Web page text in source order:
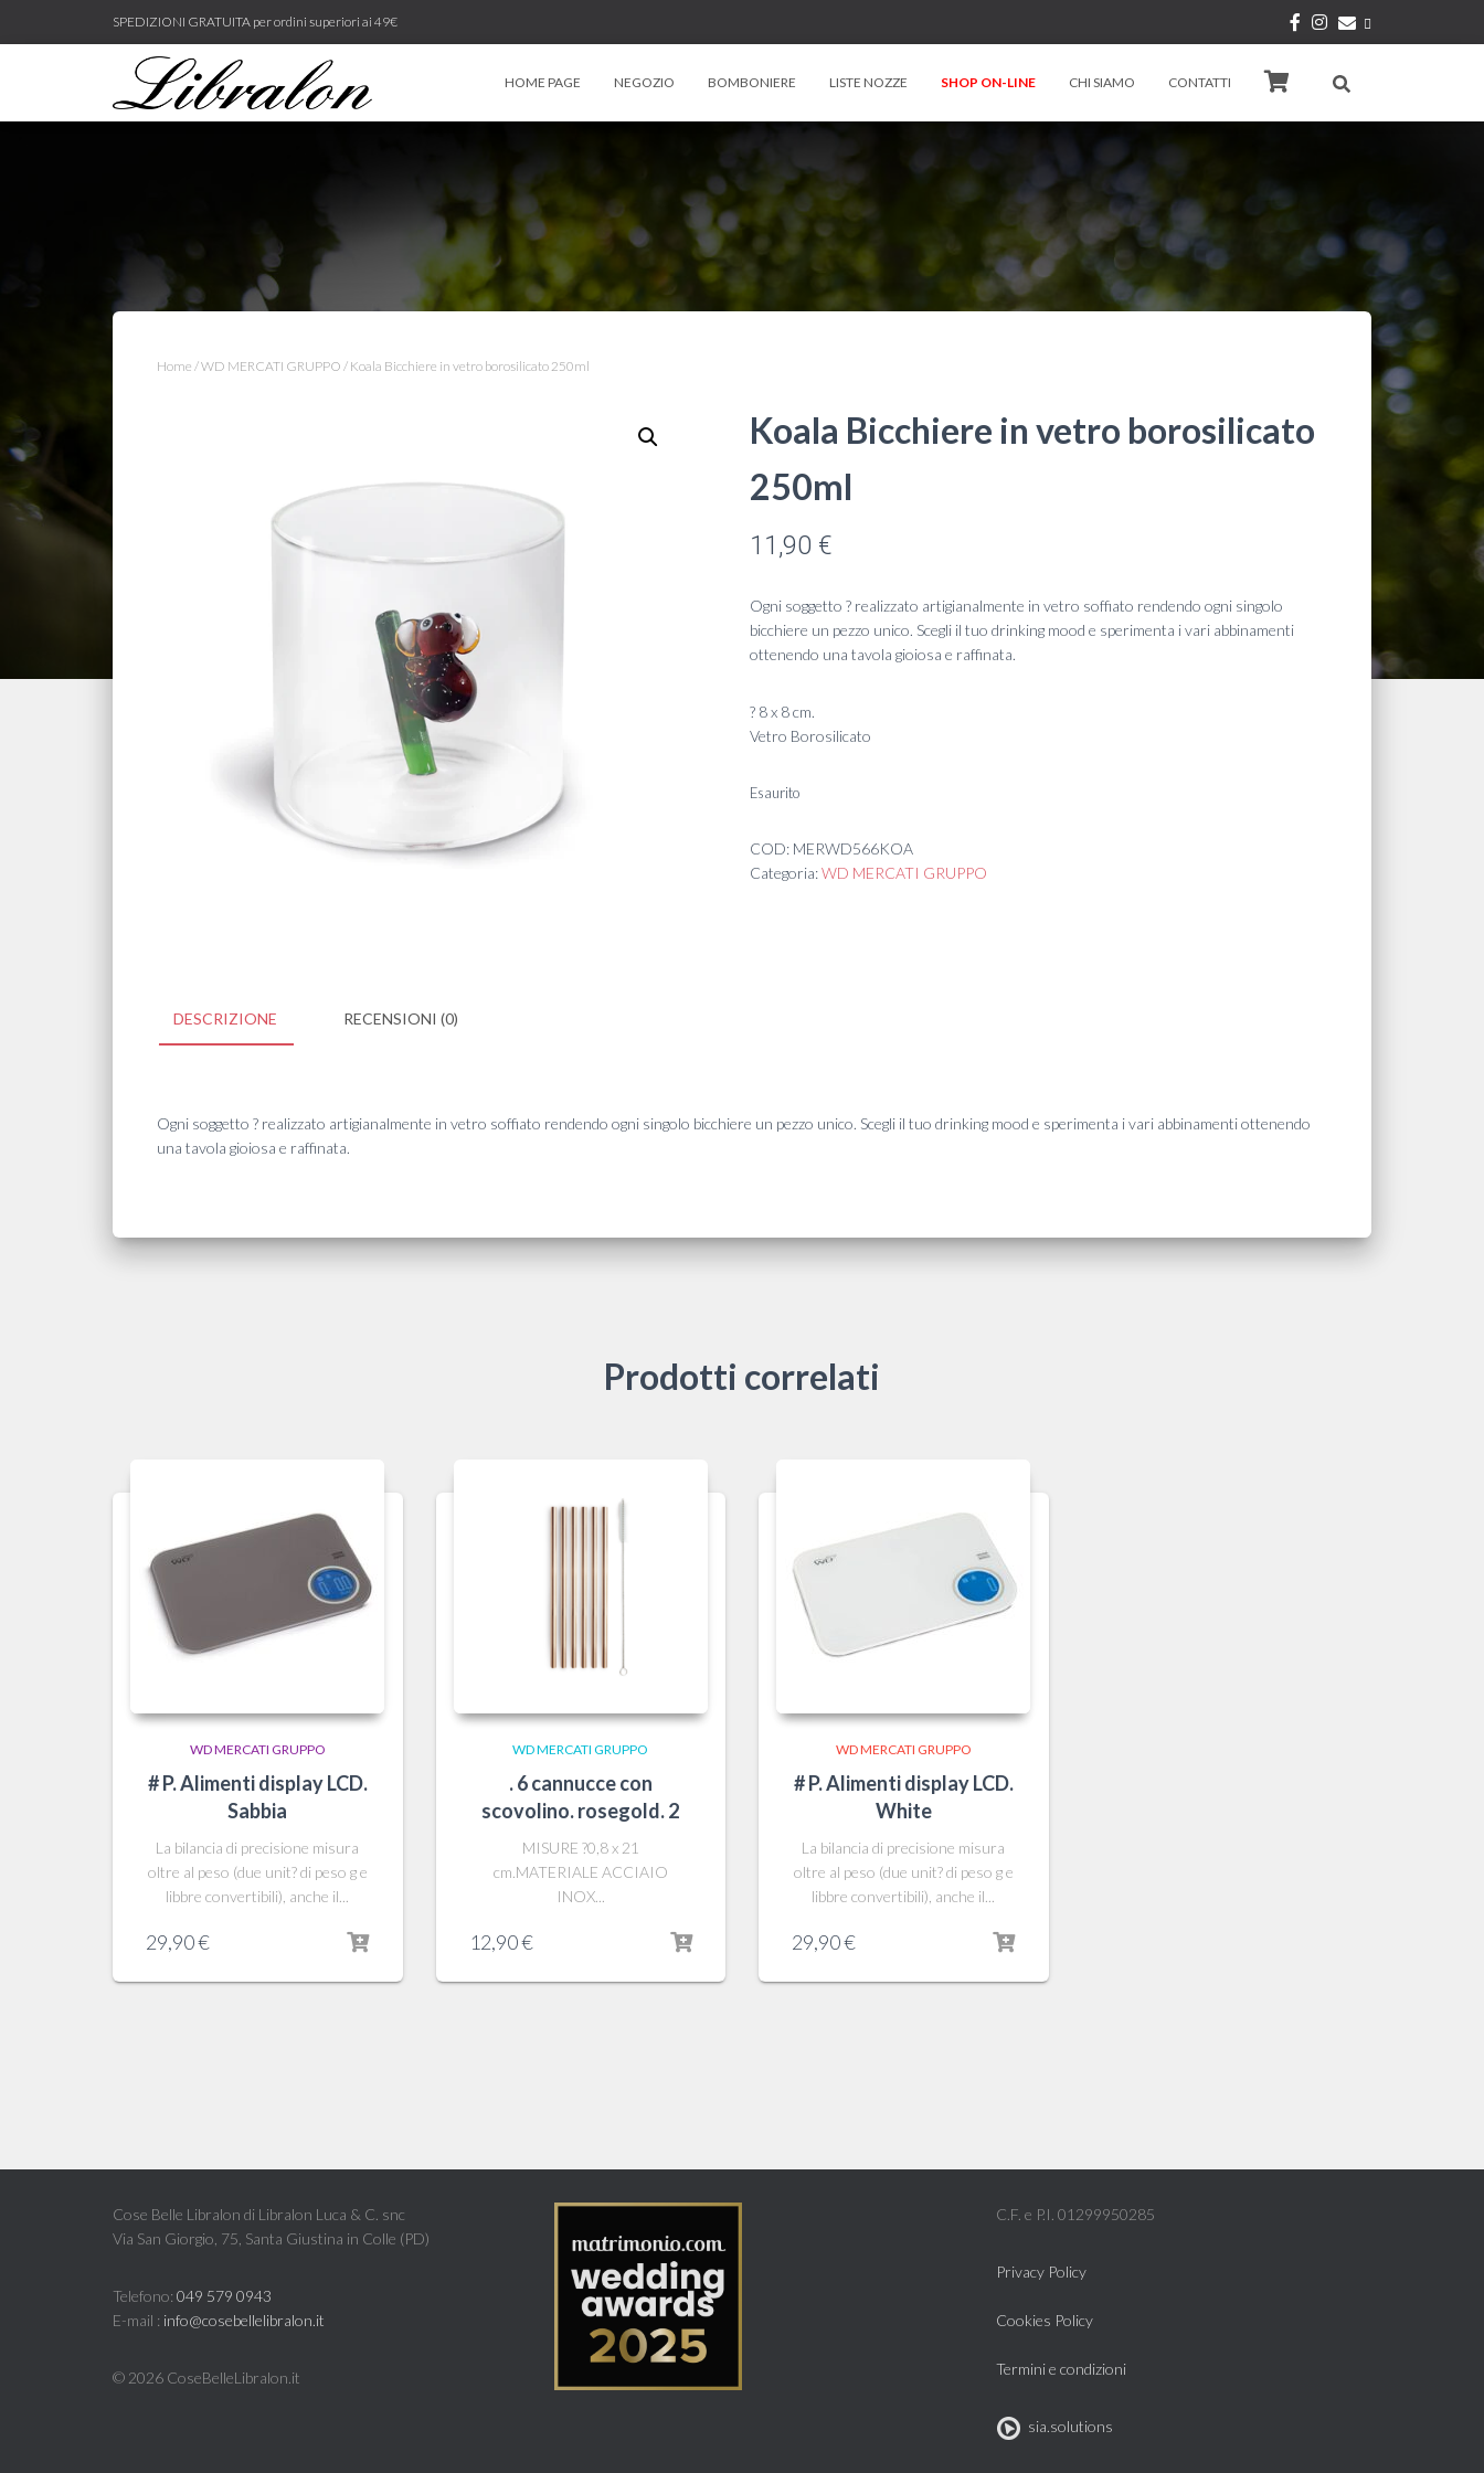
SPEDIZIONI GRATUITA per ordini superiori ai 49€
HOME PAGE NEGOZIO BOMBONIERE LISTE NOZZE SHOP ON-LINE CHI SIAMO CONTATTI
Home /WD MERCATI GRUPPO / Koala Bicchiere in vetro borosilicato 250ml
Koala Bicchiere in vetro borosilicato
250ml
11,90 €
Ogni soggetto ? realizzato artigianalmente in vetro soffiato rendendo ogni singolo
bicchiere un pezzo unico. Scegli il tuo drinking mood e sperimenta i vari abbinamenti
ottenendo una tavola gioiosa e raffinata.
? 8 x 8 cm.
Vetro Borosilicato
Esaurito
COD: MERWD566KOA
Categoria:WD MERCATI GRUPPO
DESCRIZIONE RECENSIONI (0)
Ogni soggetto ? realizzato artigianalmente in vetro soffiato rendendo ogni singolo bicchiere un pezzo unico. Scegli il tuo drinking mood e sperimenta i vari abbinamenti ottenendo
una tavola gioiosa e raffinata.
Prodotti correlati
WD MERCATI GRUPPO
# P. Alimenti display LCD.
Sabbia
La bilancia di precisione misura
oltre al peso (due unit? di peso g e
libbre convertibili), anche il...
29,90€
WD MERCATI GRUPPO
. 6 cannucce con
scovolino. rosegold. 2
MISURE ?0,8 x 21
cm.MATERIALE ACCIAIO
INOX...
12,90€
WD MERCATI GRUPPO
# P. Alimenti display LCD.
White
La bilancia di precisione misura
oltre al peso (due unit? di peso g e
libbre convertibili), anche il...
29,90€
Cose Belle Libralon di Libralon Luca & C. snc
Via San Giorgio, 75, Santa Giustina in Colle (PD)
Telefono: 049 579 0943
E-mail : info@cosebellelibralon.it
© 2026 CoseBelleLibralon.it
C.F. e P.I. 01299950285
Privacy Policy
Cookies Policy
Termini e condizioni
sia.solutions